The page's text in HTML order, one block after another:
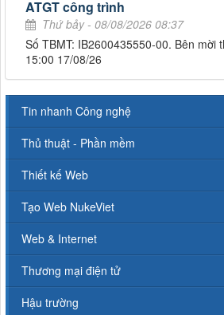
ATGT công trình
Thứ bảy - 08/08/2026 08:37
Số TBMT: IB2600435550-00. Bên mời
15:00 17/08/26
Tin nhanh Công nghệ
Thủ thuật - Phần mềm
Thiết kế Web
Tạo Web NukeViet
Web & Internet
Thương mại điện tử
Hậu trường